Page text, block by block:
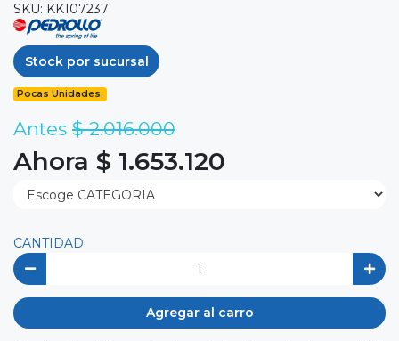
SKU: KK107237
Stock por sucursal
Pocas Unidades.
Antes $ 2.016.000
Ahora $ 1.653.120
CANTIDAD
Agregar al carro